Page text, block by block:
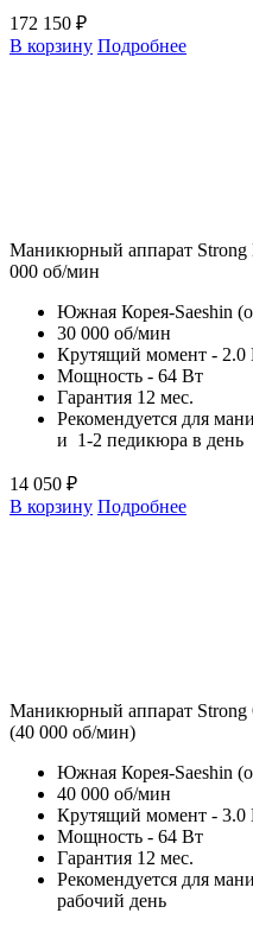
172 150 ₽
В корзину Подробнее
Маникюрный аппарат Strong
000 об/мин
Южная Корея-Saeshin
30 000 об/мин
Крутящий момент - 2.0
Мощность - 64 Вт
Гарантия 12 мес.
Рекомендуется для
и 1-2 педикюра в день
14 050 ₽
В корзину Подробнее
Маникюрный аппарат Strong
(40 000 об/мин)
Южная Корея-Saeshin
40 000 об/мин
Крутящий момент - 3.0
Мощность - 64 Вт
Гарантия 12 мес.
Рекомендуется для
рабочий день